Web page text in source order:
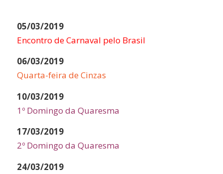
05/03/2019
Encontro de Carnaval pelo Brasil
06/03/2019
Quarta-feira de Cinzas
10/03/2019
1º Domingo da Quaresma
17/03/2019
2º Domingo da Quaresma
24/03/2019